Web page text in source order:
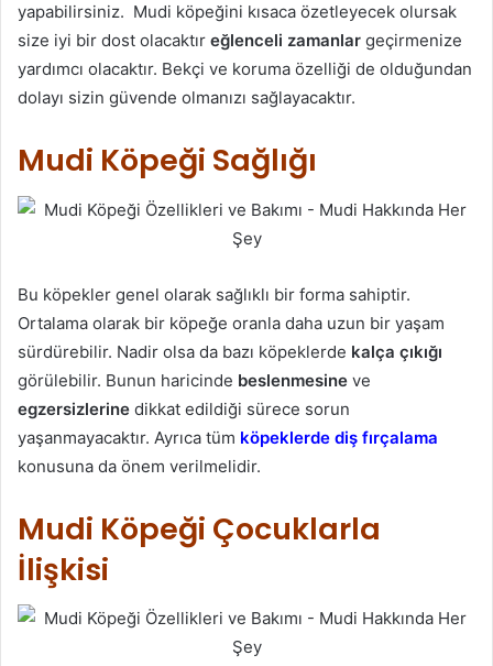
yapabilirsiniz. Mudi köpeğini kısaca özetleyecek olursak
size iyi bir dost olacaktır eğlenceli zamanlar geçirmenize
yardımcı olacaktır. Bekçi ve koruma özelliği de olduğundan
dolayı sizin güvende olmanızı sağlayacaktır.
Mudi Köpeği Sağlığı
Bu köpekler genel olarak sağlıklı bir forma sahiptir.
Ortalama olarak bir köpeğe oranla daha uzun bir yaşam
sürdürebilir. Nadir olsa da bazı köpeklerde kalça çıkığı
görülebilir. Bunun haricinde beslenmesine ve
egzersizlerine dikkat edildiği sürece sorun
yaşanmayacaktır. Ayrıca tüm köpeklerde diş fırçalama
konusuna da önem verilmelidir.
Mudi Köpeği Çocuklarla
İlişkisi